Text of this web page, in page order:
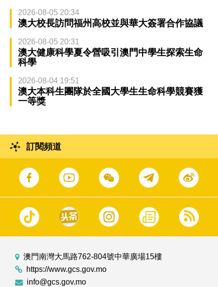
2026-08-05 20:34
澳大校長訪問福州高校並與華大簽署合作協議
2026-08-05 20:31
澳大健康科學夏令營吸引澳門中學生探索生命
科學
2026-08-04 19:51
澳大本科生團隊於全國大學生生命科學競賽獲
一等獎
訂閱頻道
澳門南灣大馬路762-804號中華廣場15樓
https://www.gcs.gov.mo
info@gcs.gov.mo